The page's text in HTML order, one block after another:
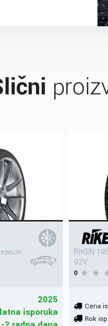
2025
isporuka
RIKEN
92V
0
Cena
Rok